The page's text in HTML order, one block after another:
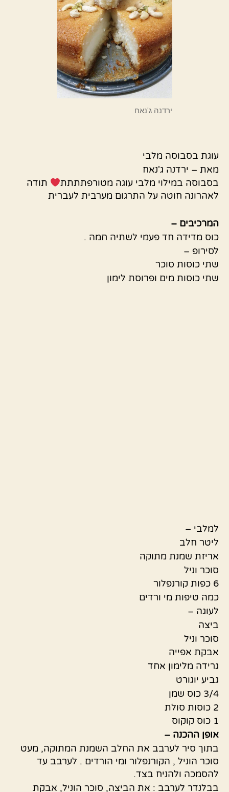
ירדנה ג'נאח
עוגת בסבוסה מלבי
מאת – ירדנה ג'נאח
בסבוסה במילוי מלבי עוגה מטורפתתתת
תודה
לאהרונה חוטה על התרגום מערבית לעברית
המרכיבים –
כוס מדידה חד פעמי לשתיה חמה .
לסירופ –
שתי כוסות סוכר
שתי כוסות מים ופרוסת לימון
למלבי –
ליטר חלב
אריזת שמנת מתוקה
סוכר וניל
6 כפות קורנפלור
כמה טיפות מי ורדים
לעוגה –
ביצה
סוכר וניל
אבקת אפייה
גרידה מלימון אחד
גביע יוגורט
3/4 כוס שמן
2 כוסות סולת
1 כוס קוקוס
אופן ההכנה –
בתוך סיר לערבב את החלב השמנת המתוקה, מעט
סוכר הוניל , הקורנפלור ומי הורדים . לערבב עד
להסמכה ולהניח בצד.
בבלנדר לערבב : את הביצה, סוכר הוניל, אבקת